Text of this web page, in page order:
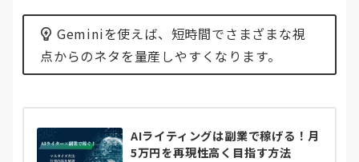
Geminiを使えば、短時間でさまざまな視
点からのネタを量産しやすくなります。
AIライティングは副業で稼げる！月
5万円を再現性高く目指す方法